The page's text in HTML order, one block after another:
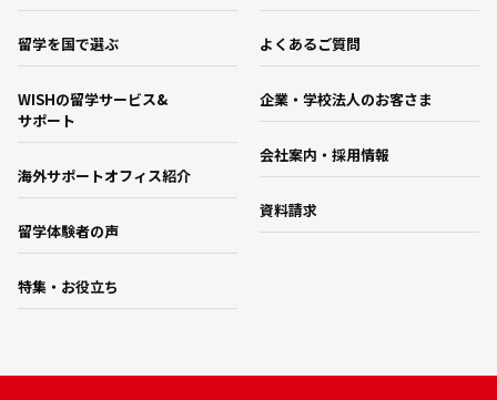
留学を国で選ぶ
WISHの留学サービス&
サポート
海外サポートオフィス紹介
留学体験者の声
特集・お役立ち
よくあるご質問
企業・学校法人のお客さま
会社案内・採用情報
資料請求